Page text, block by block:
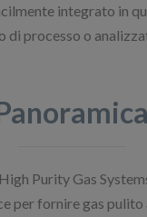
integrato in
di processo o
Purity Gas
per fornire gas pulito